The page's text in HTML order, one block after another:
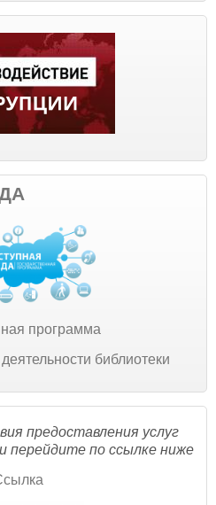
программа
библиотеки
предоставления услуг
перейдите по ссылке ниже